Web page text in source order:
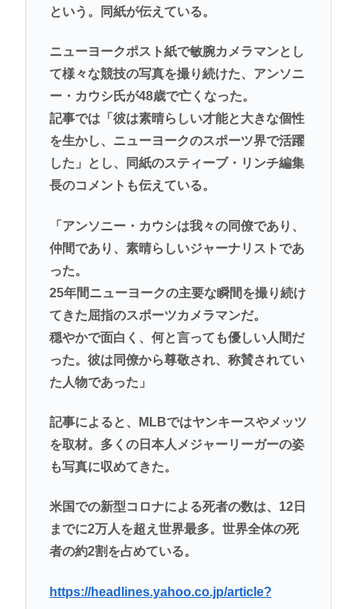
という。同紙が伝えている。
ニューヨークポスト紙で敏腕カメラマンとし
て様々な競技の写真を撮り続けた、アンソニ
ー・カウシ氏が48歳で亡くなった。
記事では「彼は素晴らしい才能と大きな個性
を生かし、ニューヨークのスポーツ界で活躍
した」とし、同紙のスティーブ・リンチ編集
長のコメントも伝えている。
「アンソニー・カウシは我々の同僚であり、
仲間であり、素晴らしいジャーナリストであ
った。
25年間ニューヨークの主要な瞬間を撮り続け
てきた屈指のスポーツカメラマンだ。
穏やかで面白く、何と言っても優しい人間だ
った。彼は同僚から尊敬され、称賛されてい
た人物であった」
記事によると、MLBではヤンキースやメッツ
を取材。多くの日本人メジャーリーガーの姿
も写真に収めてきた。
米国での新型コロナによる死者の数は、12日
までに2万人を超え世界最多。世界全体の死
者の約2割を占めている。
https://headlines.yahoo.co.jp/article?